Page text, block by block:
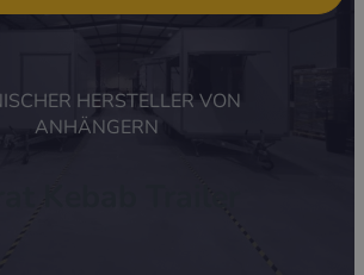
HERSTELLER VON
ANHÄNGERN